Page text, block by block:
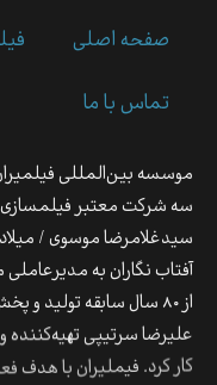
صفحه اصلی
تماس با ما
موسسه بین‌المللی فیلمیران در اواخر سال
سه شرکت معتبر فیلمسازی
سیدغلامرضا موسوی /
آفتاب نگاران به
از ۸۰ سال سابقه تولید و پخش فیلم در ایران را داشته‌اند به مدیرعاملی
علیرضا سرتیپی تهیه‌کننده
کار کرد.‍ فیملیران با هدف